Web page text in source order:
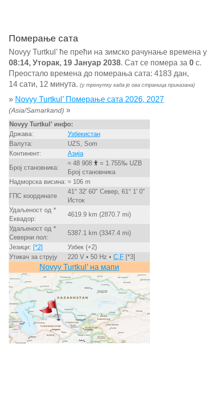
Померање сата
Novyy Turtkul’ ће прећи на зимско рачунање времена у
08:14, Уторак, 19 Јануар 2038. Сат се помера за 0с.
Преостало времена до померања сата: 4183 дан,
14 сати, 12 минута. (у тренутку када је ова страница приказана)
» Novyy Turtkul’ Померање сата 2026, 2027
(Asia/Samarkand) »
Novyy Turtkul’ инфо:
Држава:
Узбекистан
Валута:
UZS, Som
Континент:
Азија
Број становника:
≈ 48 908
= 1.755‰ UZB
Број становника
Надморска висина: ≈ 106 m
ГПС координате
41° 32' 60" Север, 61° 1' 0"
Исток
Удаљеност од *
Еквадор:
4619.9 km (2870.7 mi)
Удаљеност од *
Северни пол:
5387.1 km (3347.4 mi)
Језици: [*2]
Узбек (+2)
Утикач за струју
220 V • 50 Hz • C,F[*3]
Novyy Turtkul’ на мапи